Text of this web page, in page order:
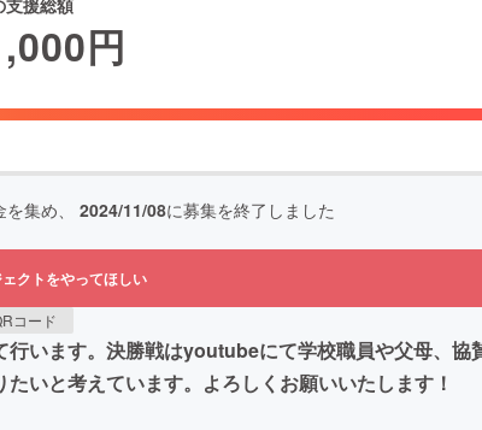
円
集め、 2024/11/08に募集を終了しました
クトをやってほしい
コード
います。決勝戦はyoutubeにて学校職員や父母、協
いと考えています。よろしくお願いいたします！